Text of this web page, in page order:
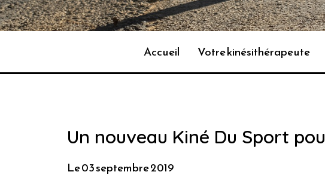
Accueil Votre kinésithérapeute
Un nouveau Kiné Du Sport
Le 03 septembre 2019